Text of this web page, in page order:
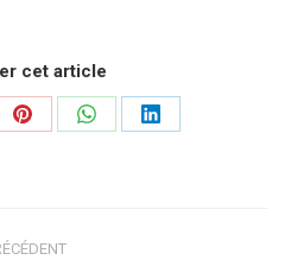
cet article
PartagerPartagerPartager